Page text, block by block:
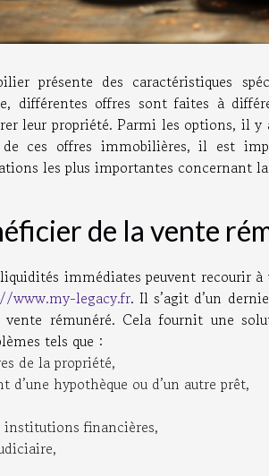
présente des caractéristiques
différentes offres sont faites à
leur propriété. Parmi les options, il y
ces offres immobilières, il est
les plus importantes concernant
de la vente
immédiates peuvent recourir
www.my-legacy.fr. Il s’agit d’un
rémunéré. Cela fournit une
tels que :
de la propriété,
d’une hypothèque ou d’un autre prêt,
institutions financières,